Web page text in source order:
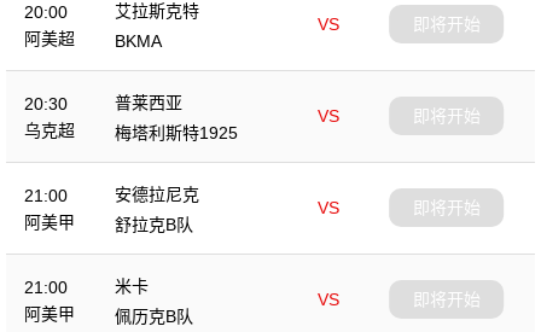
20:00
阿美超
艾拉斯克特
VS
BKMA
即将开始
20:30
乌克超
普莱西亚
VS
梅塔利斯特1925
即将开始
21:00
阿美甲
安德拉尼克
VS
舒拉克B队
即将开始
21:00
阿美甲
米卡
VS
佩历克B队
即将开始